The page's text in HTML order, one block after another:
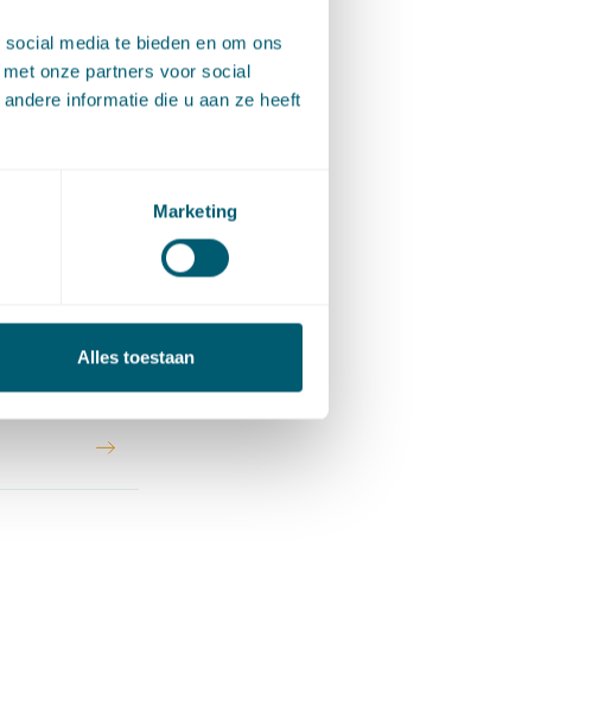
media te bieden en om ons
onze partners voor social
informatie die u aan ze heeft
Marketing
Alles toestaan